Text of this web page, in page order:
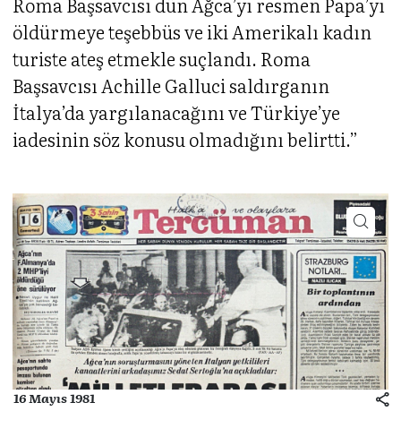
öldürmeye teşebbüs ve iki Amerikalı kadın
turiste ateş etmekle suçlandı. Roma
Başsavcısı Achille Galluci saldırganın
İtalya’da yargılanacağını ve Türkiye’ye
iadesinin söz konusu olmadığını belirtti.”
16 Mayıs 1981